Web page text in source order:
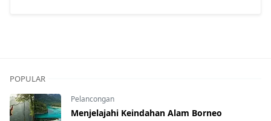
POPULAR
Pelancongan
Menjelajahi Keindahan Alam Borneo